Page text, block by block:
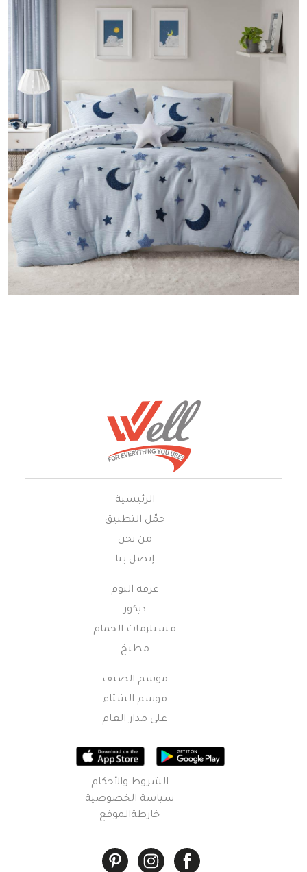
الرئيسية
حمّل التطبيق
من نحن
إتصل بنا
غرفة النوم
ديكور
مستلزمات الحمام
مطبخ
موسم الصيف
موسم الشتاء
على مدار العام
الشروط والأحكام
سياسة الخصوصية
خارطةالموقع